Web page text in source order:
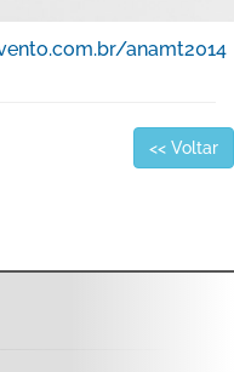
anamt2014
<< Voltar